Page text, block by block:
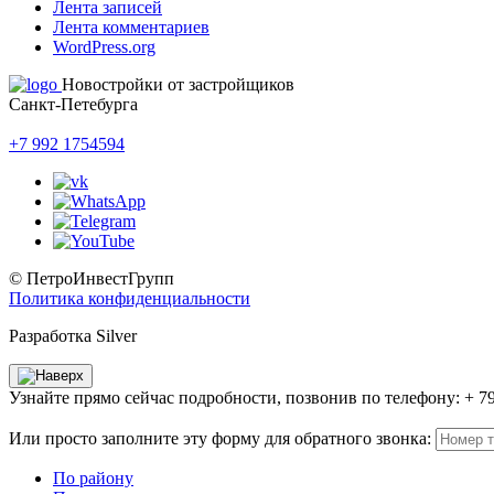
Лента записей
Лента комментариев
WordPress.org
Новостройки от застройщиков
Санкт-Петебурга
+7 992 1754594
© ПетроИнвестГрупп
Политика конфиденциальности
Разработка Silver
Узнайте прямо сейчас подробности, позвонив по телефону: +
Или просто заполните эту форму для обратного звонка:
По району